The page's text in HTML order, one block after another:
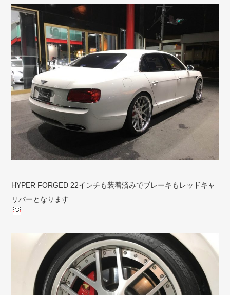
HYPER FORGED 22インチも装着済みでブレーキもレッドキャ
リパーとなります